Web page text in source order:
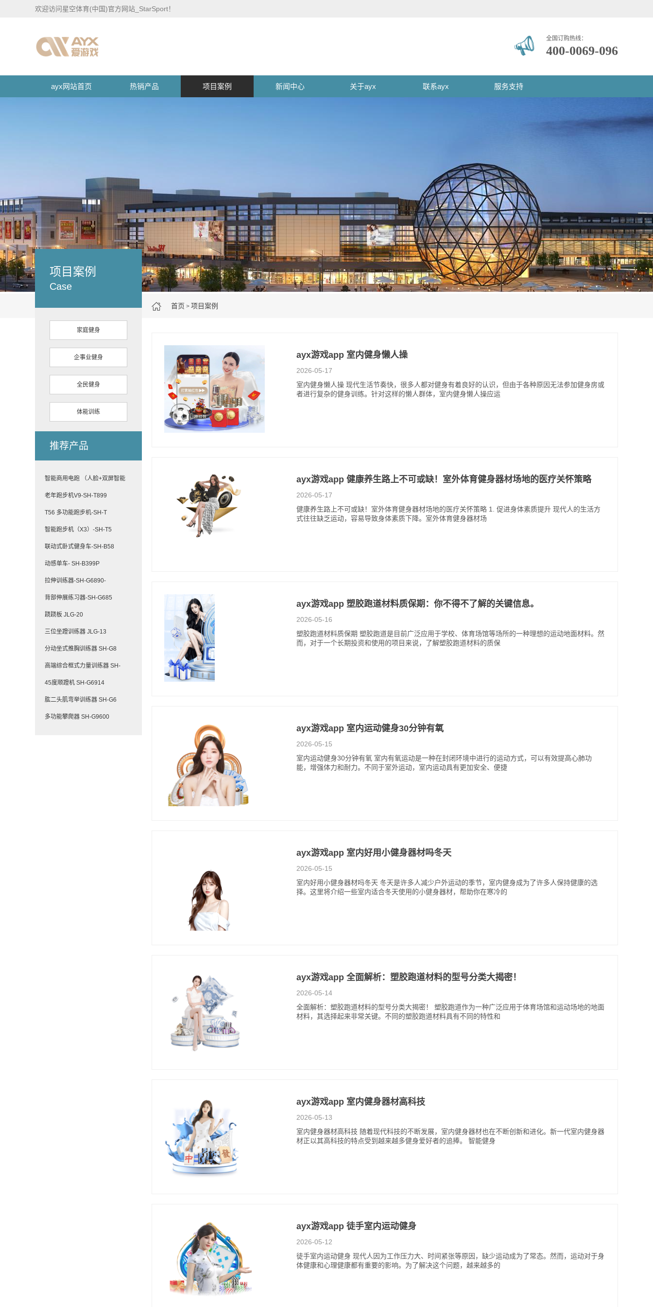
欢迎访问星空体育(中国)官方网站_StarSport！
全国订购热线：
400-0069-096
ayx网站首页 热销产品 项目案例 新闻中心 关于ayx 联系ayx 服务支持
首页 > 项目案例
项目案例
Case
家庭健身
企事业健身
全民健身
体能训练
推荐产品
智能商用电跑 （人脸+双屏智能
老年跑步机V9-SH-T899
T56 多功能跑步机-SH-T
智能跑步机（X3）-SH-T5
联动式卧式健身车-SH-B58
动感单车- SH-B399P
拉伸训练器-SH-G6890-
背部伸展练习器-SH-G685
跷跷板 JLG-20
三位坐蹬训练器 JLG-13
分动坐式推胸训练器 SH-G8
高端综合框式力量训练器 SH-
45度顺蹬机 SH-G6914
肱二头肌弯举训练器 SH-G6
多功能攀爬器 SH-G9600
ayx游戏app 室内健身懒人操
2026-05-17
室内健身懒人操 现代生活节奏快，很多人都对健身有着良好的认识，但由于各种原因无法参加健身房或
者进行复杂的健身训练。针对这样的懒人群体，室内健身懒人操应运
ayx游戏app 健康养生路上不可或缺！室外体育健身器材场地的医疗关怀策略
2026-05-17
健康养生路上不可或缺！室外体育健身器材场地的医疗关怀策略 1. 促进身体素质提升 现代人的生活方
式往往缺乏运动，容易导致身体素质下降。室外体育健身器材场
ayx游戏app 塑胶跑道材料质保期：你不得不了解的关键信息。
2026-05-16
塑胶跑道材料质保期 塑胶跑道是目前广泛应用于学校、体育场馆等场所的一种理想的运动地面材料。然
而，对于一个长期投资和使用的项目来说，了解塑胶跑道材料的质保
ayx游戏app 室内运动健身30分钟有氧
2026-05-15
室内运动健身30分钟有氧 室内有氧运动是一种在封闭环境中进行的运动方式，可以有效提高心肺功
能，增强体力和耐力。不同于室外运动，室内运动具有更加安全、便捷
ayx游戏app 室内好用小健身器材吗冬天
2026-05-15
室内好用小健身器材吗冬天 冬天是许多人减少户外运动的季节，室内健身成为了许多人保持健康的选
择。这里将介绍一些室内适合冬天使用的小健身器材，帮助你在寒冷的
ayx游戏app 全面解析：塑胶跑道材料的型号分类大揭密！
2026-05-14
全面解析：塑胶跑道材料的型号分类大揭密！ 塑胶跑道作为一种广泛应用于体育场馆和运动场地的地面
材料，其选择起来非常关键。不同的塑胶跑道材料具有不同的特性和
ayx游戏app 室内健身器材高科技
2026-05-13
室内健身器材高科技 随着现代科技的不断发展，室内健身器材也在不断创新和进化。新一代室内健身器
材正以其高科技的特点受到越来越多健身爱好者的追捧。 智能健身
ayx游戏app 徒手室内运动健身
2026-05-12
徒手室内运动健身 现代人因为工作压力大、时间紧张等原因，缺少运动成为了常态。然而，运动对于身
体健康和心理健康都有重要的影响。为了解决这个问题，越来越多的